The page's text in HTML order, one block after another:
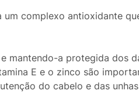
complexo antioxidante
mantendo-a protegida dos
E e o zinco são
do cabelo e das